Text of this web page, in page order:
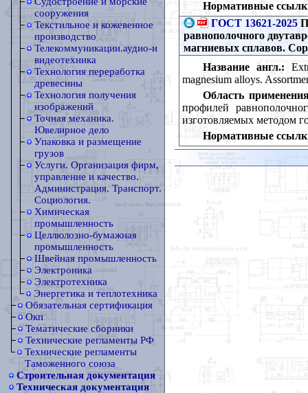
сооружения
Текстильное и кожевенное
производство
Телекоммуникации.аудио-и
видеотехника
Технология переработка
древесины
Технология получения
изображений
Точная механика.
Ювелирное дело
Упаковка и размещение
грузов
Услуги. Организация фирм,
управление и качество.
Администрация. Транспорт.
Социология.
Химическая
промышленность
Целлюлозно-бумажная
промышленность
Швейная промышленность
Электроника
Электротехника
Энергетика и теплотехника
Обязательная сертификация
Окп
Тематические сборники
Технические регламенты РФ
Технические регламенты
Таможенного союза
Строительная документация
Техническая документация
Нормативные
ГОСТ 13621-2025
равнополочного
магниевых сплавов.
Название англ.:
magnesium alloys.
Область
профилей
изготовляемых методом
Нормативные